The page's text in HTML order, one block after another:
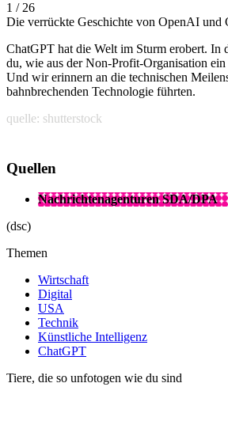
1 / 26
Die verrückte Geschichte von OpenAI und
ChatGPT hat die Welt im Sturm erobert. In
du, wie aus der Non-Profit-Organisation
Und wir erinnern an die technischen
bahnbrechenden Technologie führten.
quelle: shutterstock
Quellen
Nachrichtenagenturen SDA/DPA
(dsc)
Themen
Wirtschaft
Digital
USA
Technik
Künstliche Intelligenz
ChatGPT
Tiere, die so unfotogen wie du sind